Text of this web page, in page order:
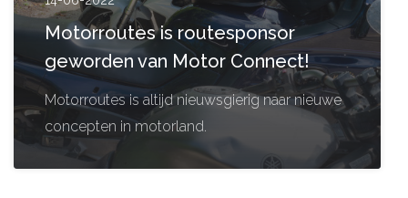
Motorroutes is routesponsor
geworden van Motor Connect!
Motorroutes is altijd nieuwsgierig naar nieuwe
concepten in motorland.